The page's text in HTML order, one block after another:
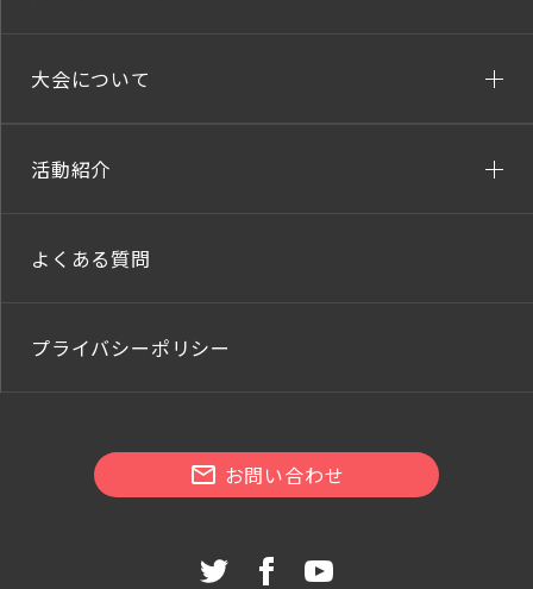
大会について
活動紹介
よくある質問
プライバシーポリシー
お問い合わせ